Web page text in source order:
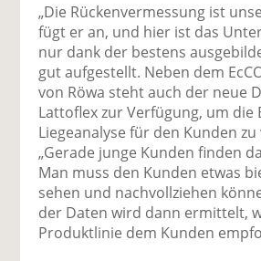
„Die Rückenvermessung ist
fügt er an, und hier ist das
nur dank der bestens
gut aufgestellt. Neben dem
von Röwa steht auch der neue
Lattoflex zur Verfügung, um die
Liegeanalyse für den Kunden
„Gerade junge Kunden finden
Man muss den Kunden etwas
sehen und nachvollziehen
der Daten wird dann ermittelt,
Produktlinie dem Kunden